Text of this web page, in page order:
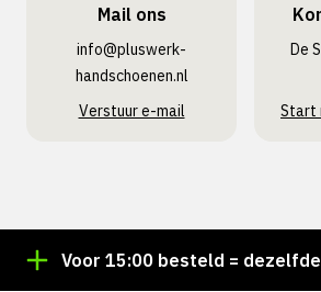
Mail ons
info@pluswerk­
handschoenen.nl
Verstuur e-mail
De
Start
Voor 15:00 besteld = dezelfde